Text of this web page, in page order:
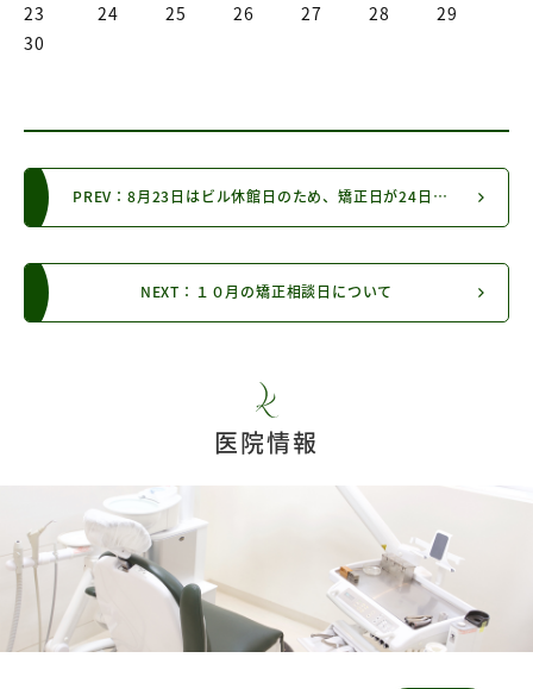
23
24 25 26 27 28
29
30
PREV：8月23日はビル休館日のため、矯正日が24日に変更となります。
NEXT：１０月の矯正相談日について
医院情報